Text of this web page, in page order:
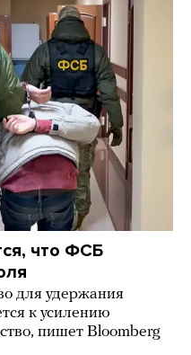
что ФСБ
для удержания
к усилению
пишет Bloomberg